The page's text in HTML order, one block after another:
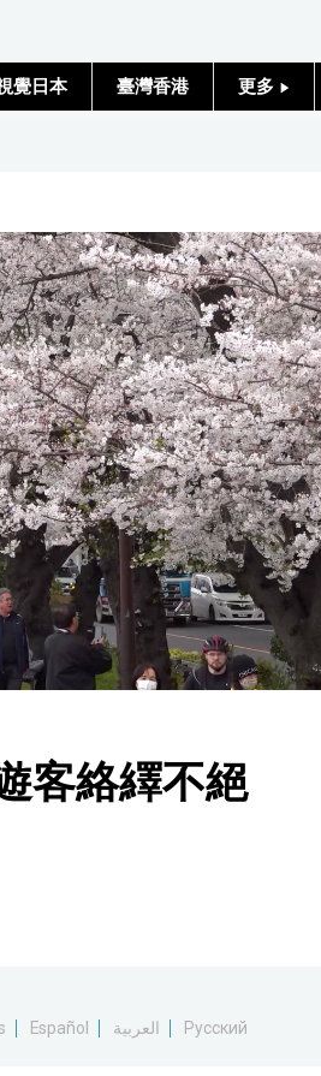
覺日本 臺灣香港 更多
政治外交
社會
財經
文化
科學技術
生活
運動
東京
客絡繹不絕
Español العربية Русский